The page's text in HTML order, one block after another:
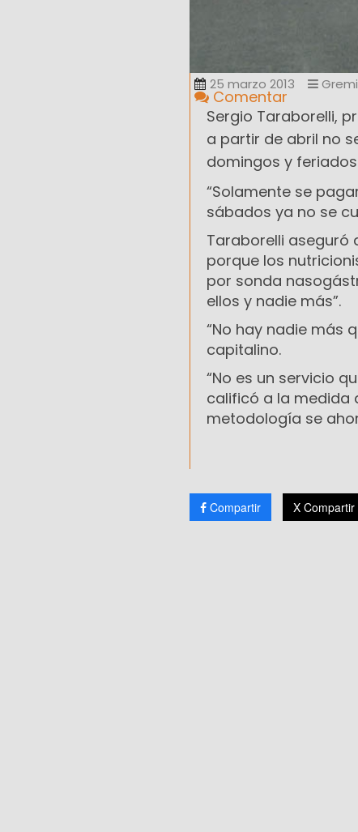
25 marzo 2013
Comentar
Sergio Taraborelli,
a partir de abril no
domingos y
“Solamente se
sábados ya no se
Taraborelli aseguró
porque los
por sonda
ellos y nadie más”.
“No hay nadie más
capitalino.
“No es un servicio
calificó a la medida
metodología se
Compartir X Compartir